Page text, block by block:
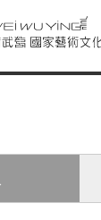
術文化
主要內容區。
此區塊列有
藝術
為本頁主要